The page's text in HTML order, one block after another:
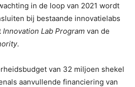
in de loop van 2021 wordt
bij bestaande innovatielabs
Innovation Lab Program van de
.
van 32 miljoen shekel
aanvullende financiering van